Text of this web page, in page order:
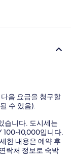
음 요금을 청구할
수 있음).
습니다. 도시세는
100~10,000입니다.
한 내용은 예약 후
락처 정보로 숙박